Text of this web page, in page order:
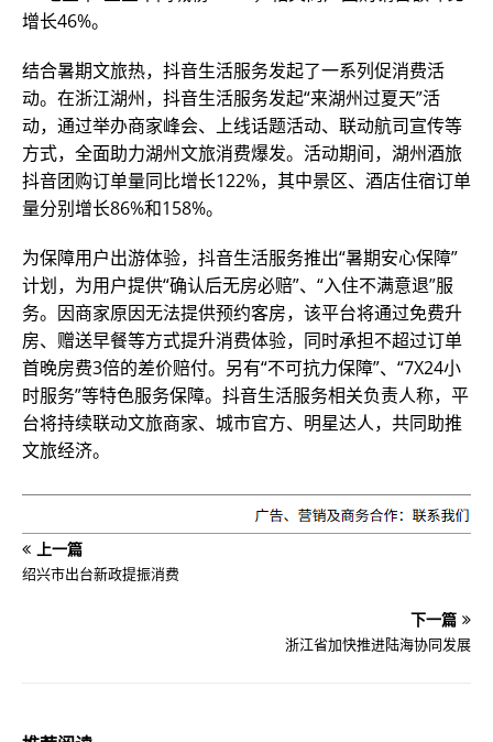
增长46%。
结合暑期文旅热，抖音生活服务发起了一系列促消费活
动。在浙江湖州，抖音生活服务发起“来湖州过夏天”活
动，通过举办商家峰会、上线话题活动、联动航司宣传等
方式，全面助力湖州文旅消费爆发。活动期间，湖州酒旅
抖音团购订单量同比增长122%，其中景区、酒店住宿订单
量分别增长86%和158%。
为保障用户出游体验，抖音生活服务推出“暑期安心保障”
计划，为用户提供“确认后无房必赔”、“入住不满意退”服
务。因商家原因无法提供预约客房，该平台将通过免费升
房、赠送早餐等方式提升消费体验，同时承担不超过订单
首晚房费3倍的差价赔付。另有“不可抗力保障”、“7X24小
时服务”等特色服务保障。抖音生活服务相关负责人称，平
台将持续联动文旅商家、城市官方、明星达人，共同助推
文旅经济。
上一篇
绍兴市出台新政提振消费
下一篇
浙江省加快推进陆海协同发展